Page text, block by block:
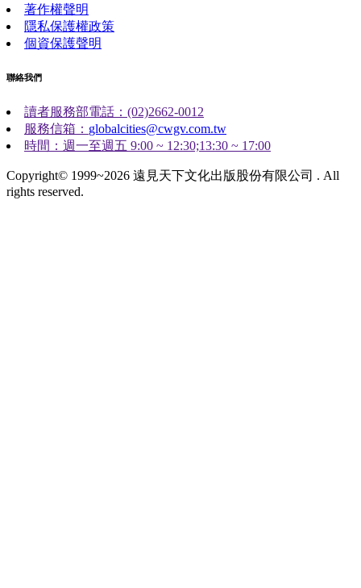
著作權聲明
隱私保護權政策
個資保護聲明
聯絡我們
讀者服務部電話：(02)2662-0012
服務信箱： globalcities@cwgv.com.tw
時間：週一至週五 9:00 ~ 12:30;13:30 ~ 17:00
Copyright© 1999~2026 遠見天下文化出版股份有限公司 . All
rights reserved.